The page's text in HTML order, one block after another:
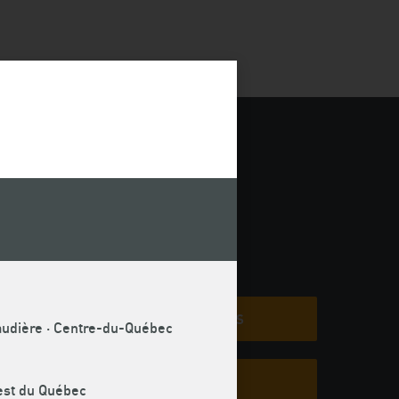
à
COMMUNIQUÉS
· Centre-du-Québec
du Québec